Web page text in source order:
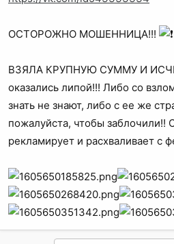
ОСТОРОЖНО МОШЕННИЦА!!!
ВЗЯЛА КРУПНУЮ СУММУ И
оказались липой!!! Либо со
знать не знают, либо с ее же
пожалуйста, чтобы заблочили!!
рекламирует и расхваливает с